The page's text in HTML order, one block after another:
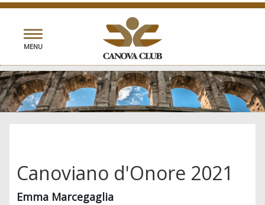
Toggle
navigation
MENU
Canoviano d'Onore 2021
Emma Marcegaglia